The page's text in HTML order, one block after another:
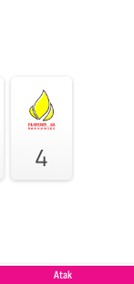
4
Atak